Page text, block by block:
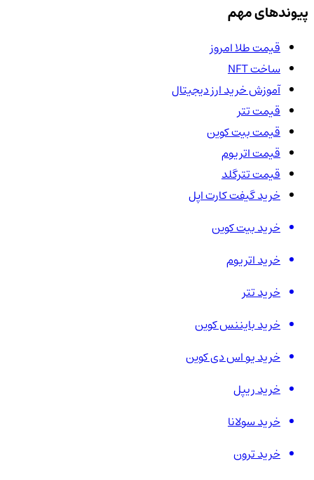
پیوندهای مهم
قیمت طلا امروز
ساخت NFT
آموزش خرید ارز دیجیتال
قیمت تتر
قیمت بیت کوین
قیمت اتریوم
قیمت تترگلد
خرید گیفت کارت اپل
خرید بیت کوین
خرید اتریوم
خرید تتر
خرید بایننس کوین
خرید یو اس دی کوین
خرید ریپل
خرید سولانا
خرید ترون